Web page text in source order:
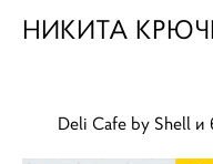
НИКИТА
Deli Cafe by Shell и